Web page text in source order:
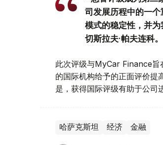
司发展历程中的一
模式的稳定性，并
切斯拉夫·帕夫连科。
此次评级与MyCar Finance旨
的国际机构给予的正面评价提
是，获得国际评级有助于公司
哈萨克斯坦 经济 金融